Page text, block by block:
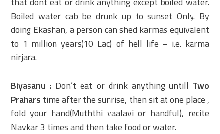
Boiled water cab be drunk up to sunset Only. By
doing Ekashan, a person can shed karmas equivalent
to 1 million years(10 Lac) of hell life – i.e. karma
nirjara.
Biyasanu : Don’t eat or drink anything untill Two
Prahars time after the sunrise, then sit at one place ,
fold your hand(Muththi vaalavi or handful), recite
Navkar 3 times and then take food or water.